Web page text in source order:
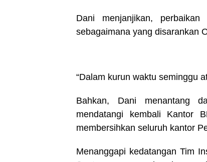
Dani menjanjikan,
sebagaimana yang disarankan
“Dalam kurun waktu seminggu
Bahkan, Dani menantang
mendatangi kembali Kantor
membersihkan seluruh kantor
Menanggapi kedatangan Tim